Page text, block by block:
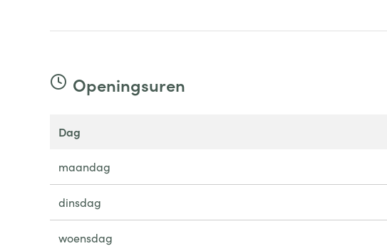
Openingsuren
dag
maandag
dinsdag
woensdag